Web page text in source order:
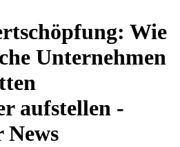
Wie
Unternehmen
aufstellen -
News